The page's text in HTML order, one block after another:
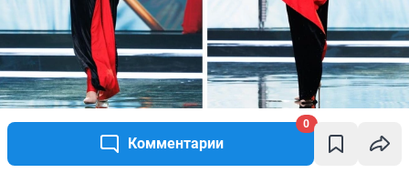
Комментарии
0
Костюм-трансформер Александры
Мисс Офис / Vk.com